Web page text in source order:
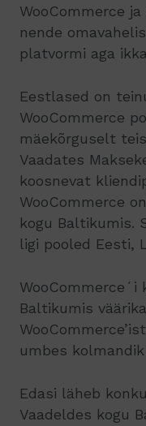
WooCommerce
nende
platvormi aga
Eestlased on
WooCommerce
mäekõrguselt
Vaadates
koosnevat
WooCommerce
kogu Baltikumis.
ligi pooled Eesti,
WooCommerce´i
Baltikumis
umbes
Edasi läheb
Vaadeldes kogu